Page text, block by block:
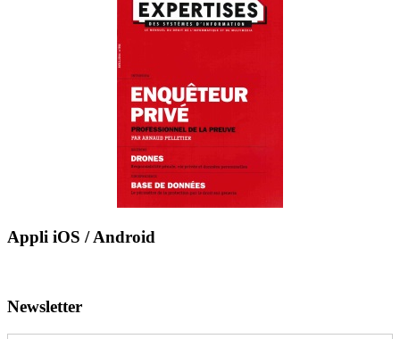
Appli iOS / Android
Newsletter